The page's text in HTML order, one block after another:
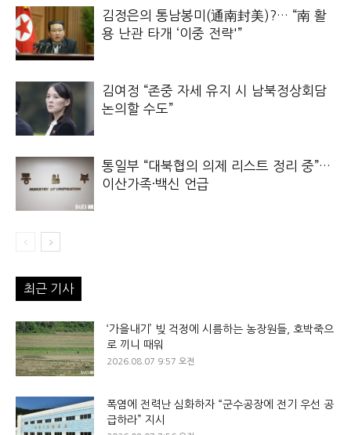
김정은의 통남봉미(通南封美)?… “南 활
용 난관 타개 ‘이중 전략'”
김여정 “존중 자세 유지 시 남북정상회담
논의할 수도”
통일부 “대북협의 의제 리스트 정리 중”…
이산가족·백신 언급
최근 기사
‘가을내기’ 빚 걱정에 시름하는 농장원들, 호박죽으
로 끼니 때워
2026.08.07 9:57 오전
폭염에 전력난 심화하자 “군수공장에 전기 우선 공
급하라” 지시